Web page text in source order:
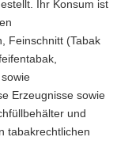
Ihr Konsum ist
Feinschnitt (Tabak
Erzeugnisse sowie
und
tabakrechtlichen